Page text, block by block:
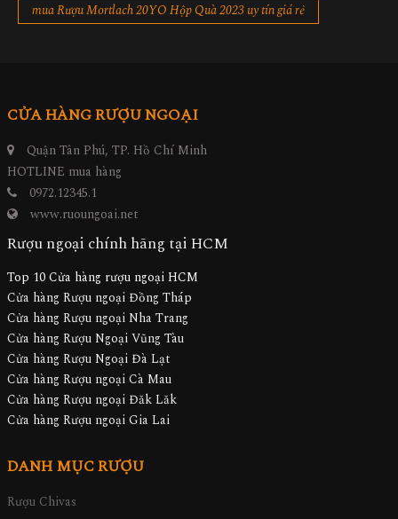
mua Rượu Mortlach 20YO Hộp Quà 2023 uy tín giá rẻ
CỬA HÀNG RƯỢU NGOẠI
Quận Tân Phú, TP. Hồ Chí Minh
HOTLINE mua hàng
0972.12345.1
www.ruoungoai.net
Rượu ngoại chính hãng tại HCM
Top 10 Cửa hàng rượu ngoại HCM
Cửa hàng Rượu ngoại Đồng Tháp
Cửa hàng Rượu ngoại Nha Trang
Cửa hàng Rượu Ngoại Vũng Tàu
Cửa hàng Rượu Ngoại Đà Lạt
Cửa hàng Rượu ngoại Cà Mau
Cửa hàng Rượu ngoại Đăk Lăk
Cửa hàng Rượu ngoại Gia Lai
DANH MỤC RƯỢU
Rượu Chivas